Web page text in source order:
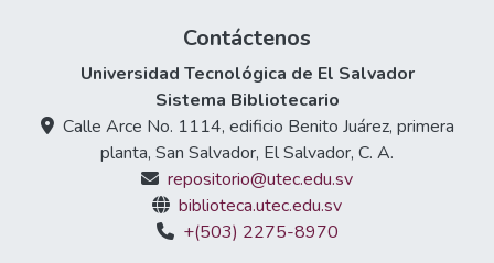
Contáctenos
Universidad Tecnológica de El Salvador
Sistema Bibliotecario
Calle Arce No. 1114, edificio Benito Juárez, primera
planta, San Salvador, El Salvador, C. A.
repositorio@utec.edu.sv
biblioteca.utec.edu.sv
+(503) 2275-8970